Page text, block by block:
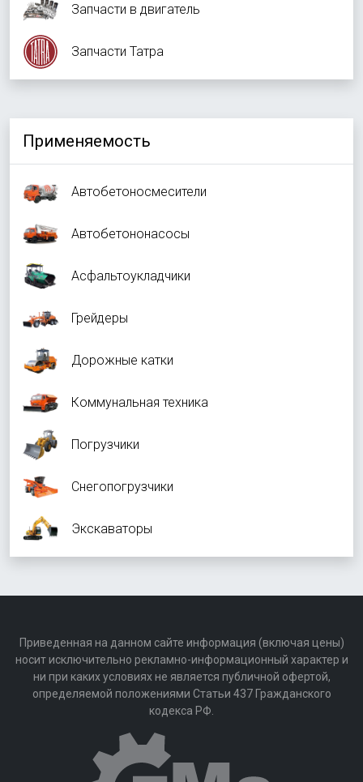
Запчасти в двигатель
Запчасти Татра
Применяемость
Автобетоносмесители
Автобетононасосы
Асфальтоукладчики
Грейдеры
Дорожные катки
Коммунальная техника
Погрузчики
Снегопогрузчики
Экскаваторы
Приведенная на данном сайте информация (включая цены)
носит исключительно рекламно-информационный характер и
ни при каких условиях не является публичной офертой,
определяемой положениями Статьи 437 Гражданского
кодекса РФ.